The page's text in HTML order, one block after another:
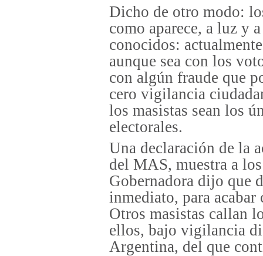
Dicho de otro modo:
como aparece, a luz y
conocidos:
aunque sea con los
con algún fraude que
cero vigilancia
los masistas sean los
electorales.
Una declaración de la
del MAS, muestra a
Gobernadora dijo que
inmediato, para
Otros masistas callan
ellos, bajo vigilancia
Argentina, del que